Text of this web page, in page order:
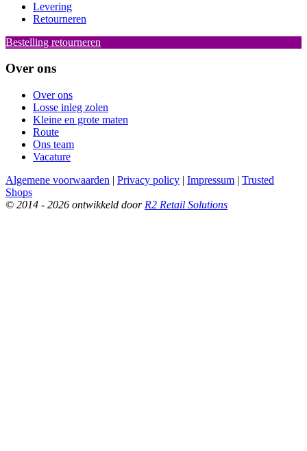
Levering
Retourneren
Bestelling retourneren
Over ons
Over ons
Losse inleg zolen
Kleine en grote maten
Route
Ons team
Vacature
Algemene voorwaarden | Privacy policy | Impressum | Trusted
Shops
© 2014 - 2026 ontwikkeld door R2 Retail Solutions